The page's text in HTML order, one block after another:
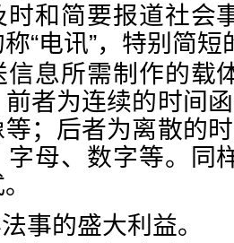
和简要报道社会
“电讯”，特别简短
息所需制作的载
者为连续的时间
；后者为离散的
字母、数字等。同
事的盛大利益。